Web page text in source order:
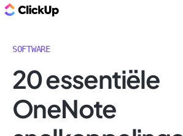
SOFTWARE
20 essentiële
OneNote